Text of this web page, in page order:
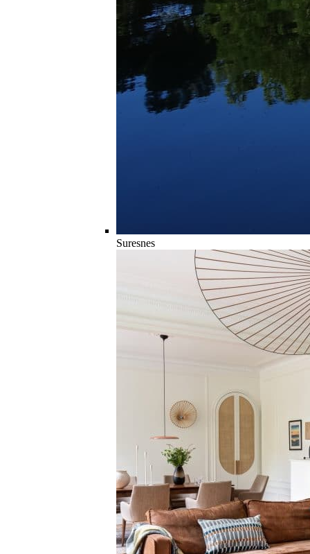
Suresnes